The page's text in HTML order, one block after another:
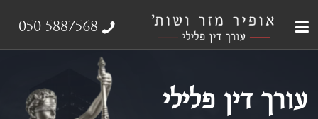
050-5887568
עורך דין פלילי